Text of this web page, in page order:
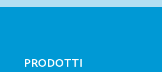
PRODOTTI